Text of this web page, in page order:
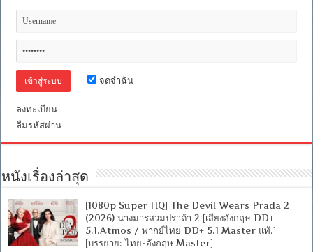
5.1.Atmos
อังกฤษ
ซับ
ชัด]
[MKV]
[MASTER]
จดจำฉัน
ลงทะเบียน
ลืมรหัสผ่าน
หนังเรื่องล่าสุด
[1080p Super HQ] The Devil Wears Prada 2
(2026) นางมารสวมปราด้า 2 [เสียงอังกฤษ DD+
5.1.Atmos / พากย์ไทย DD+ 5.1 Master แท้.]
[บรรยาย: ไทย-อังกฤษ Master]